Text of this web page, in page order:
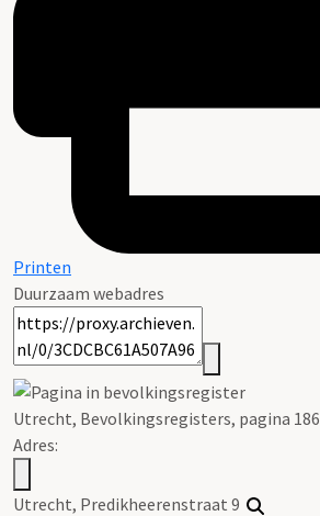
Printen
Duurzaam webadres
Utrecht, Bevolkingsregisters, pagina 186
Adres:
Utrecht, Predikheerenstraat 9